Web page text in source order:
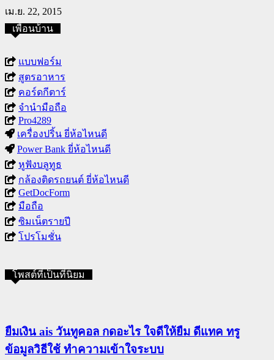
เม.ย. 22, 2015
เพื่อนบ้าน
แบบฟอร์ม
สูตรอาหาร
คอร์ดกีตาร์
จำนำมือถือ
Pro4289
เครื่องปริ้น ยี่ห้อไหนดี
Power Bank ยี่ห้อไหนดี
หูฟังบลูทูธ
กล้องติดรถยนต์ ยี่ห้อไหนดี
GetDocForm
มือถือ
ซิมเน็ตรายปี
โปรโมชั่น
โพสต์ที่เป็นที่นิยม
ยืมเงิน ais วันทูคอล กดอะไร ใจดีให้ยืม ดีแทค ทรู
ข้อมูลวิธีใช้ ทำความเข้าใจระบบ